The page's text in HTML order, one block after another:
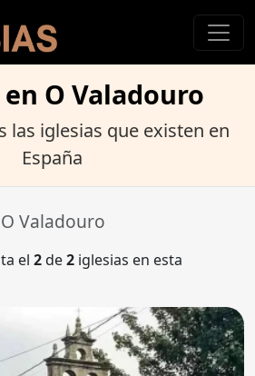
O Valadouro
las iglesias que existen en
España
O Valadouro
el 2de2 iglesias en esta